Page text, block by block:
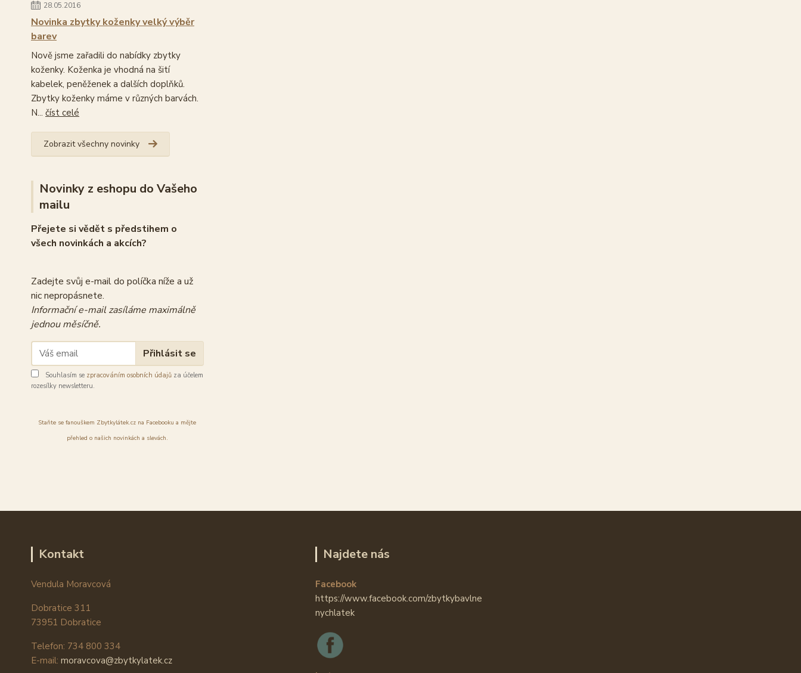
28.05.2016
Novinka zbytky koženky velký výběr
barev
Nově jsme zařadili do nabídky zbytky
koženky. Koženka je vhodná na šití
kabelek, peněženek a dalších doplňků.
Zbytky koženky máme v různých barvách.
N... číst celé
Zobrazit všechny novinky
Novinky z eshopu do Vašeho
mailu
Přejete si vědět s předstihem o
všech novinkách a akcích?
Zadejte svůj e-mail do políčka níže a už
nic nepropásnete.
Informační e-mail zasíláme maximálně
jednou měsíčně.
Přihlásit se
Souhlasím se zpracováním osobních údajů za účelem
rozesílky newsletteru.
Staňte se fanouškem Zbytkylátek.cz na Facebooku a mějte
přehled o našich novinkách a slevách.
Kontakt
Vendula Moravcová
Dobratice 311
73951 Dobratice
Telefon: 734 800 334
E-mail: moravcova@zbytkylatek.cz
Najdete nás
Facebook
https://www.facebook.com/zbytkybavlne
nychlatek